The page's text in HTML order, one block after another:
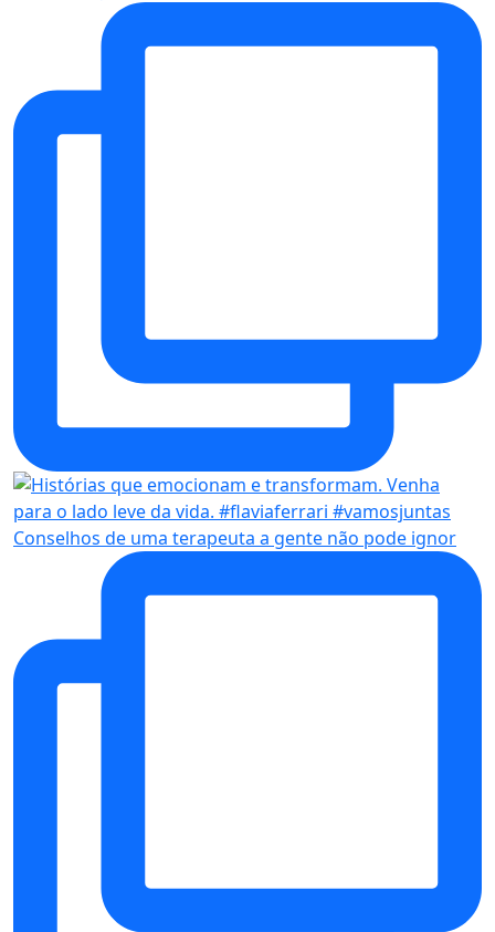
Conselhos de uma terapeuta a gente não pode ignor